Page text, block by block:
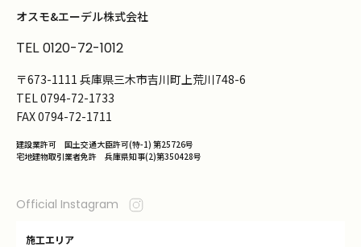
オスモ&エーデル株式会社
TEL0120-72-1012
〒673-1111 兵庫県三木市吉川町上荒川748-6
TEL0794-72-1733
FAX0794-72-1711
建設業許可 国土交通大臣許可(特-1) 第25726号
宅地建物取引業者免許 兵庫県知事(2)第350428号
Official Instagram
施工エリア